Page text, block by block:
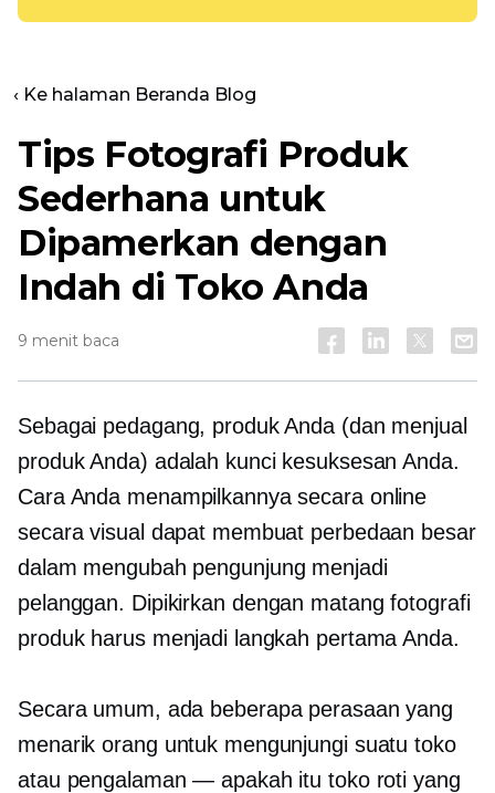
‹ Ke halaman Beranda Blog
Tips Fotografi Produk
Sederhana untuk
Dipamerkan dengan
Indah di Toko Anda
9 menit baca
Sebagai pedagang, produk Anda (dan menjual
produk Anda) adalah kunci kesuksesan Anda.
Cara Anda menampilkannya secara online
secara visual dapat membuat perbedaan besar
dalam mengubah pengunjung menjadi
pelanggan. Dipikirkan dengan matang fotografi
produk harus menjadi langkah pertama Anda.
Secara umum, ada beberapa perasaan yang
menarik orang untuk mengunjungi suatu toko
atau pengalaman — apakah itu toko roti yang